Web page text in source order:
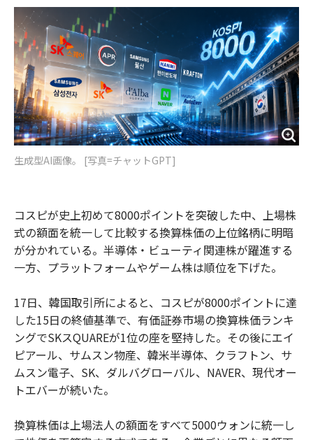
生成型AI画像。 [写真=チャットGPT]
コスピが史上初めて8000ポイントを突破した中、上場株
式の額面を統一して比較する換算株価の上位銘柄に明暗
が分かれている。半導体・ビューティ関連株が躍進する
一方、プラットフォームやゲーム株は順位を下げた。
17日、韓国取引所によると、コスピが8000ポイントに達
した15日の終値基準で、有価証券市場の換算株価ランキ
ングでSKスQUAREが1位の座を堅持した。その後にエイ
ピアール、サムスン物産、韓米半導体、クラフトン、サ
ムスン電子、SK、ダルバグローバル、NAVER、現代オー
トエバーが続いた。
換算株価は上場法人の額面をすべて5000ウォンに統一し